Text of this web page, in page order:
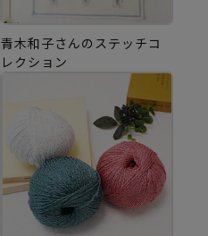
青木和子さんのステッチコ
レクション